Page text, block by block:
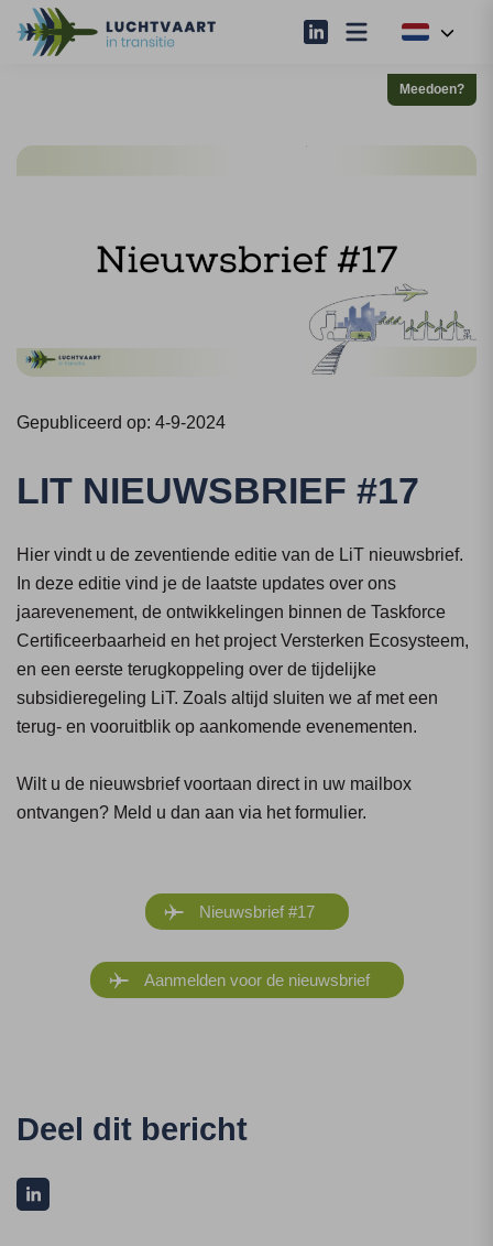
Meedoen?
Gepubliceerd op: 4-9-2024
LIT NIEUWSBRIEF #17
Hier vindt u de zeventiende editie van de LiT nieuwsbrief.
In deze editie vind je de laatste updates over ons
jaarevenement, de ontwikkelingen binnen de Taskforce
Certificeerbaarheid en het project Versterken Ecosysteem,
en een eerste terugkoppeling over de tijdelijke
subsidieregeling LiT. Zoals altijd sluiten we af met een
terug- en vooruitblik op aankomende evenementen.
Wilt u de nieuwsbrief voortaan direct in uw mailbox
ontvangen? Meld u dan aan via het formulier.
Nieuwsbrief #17
Aanmelden voor de nieuwsbrief
Deel dit bericht